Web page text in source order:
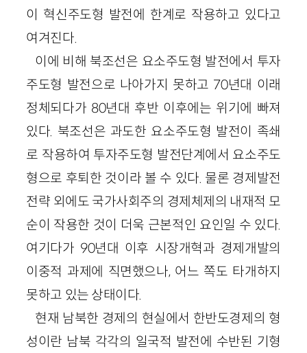
이 혁신주도형 발전에 한계로 작용하고 있다고
여겨진다.
이에 비해 북조선은 요소주도형 발전에서 투자
주도형 발전으로 나아가지 못하고 70년대 이래
정체되다가 80년대 후반 이후에는 위기에 빠져
있다. 북조선은 과도한 요소주도형 발전이 족쇄
로 작용하여 투자주도형 발전단계에서 요소주도
형으로 후퇴한 것이라 볼 수 있다. 물론 경제발전
전략 외에도 국가사회주의 경제체제의 내재적 모
순이 작용한 것이 더욱 근본적인 요인일 수 있다.
여기다가 90년대 이후 시장개혁과 경제개발의
이중적 과제에 직면했으나, 어느 쪽도 타개하지
못하고 있는 상태이다.
현재 남북한 경제의 현실에서 한반도경제의 형
성이란 남북 각각의 일국적 발전에 수반된 기형